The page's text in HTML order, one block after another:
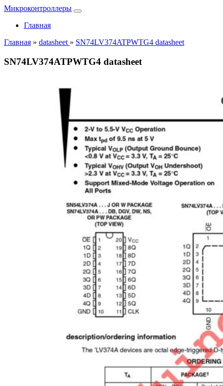
Микроконтроллеры
Главная
Главная » datasheet » SN74LV374ATPWTG4 datasheet
SN74LV374ATPWTG4 datasheet